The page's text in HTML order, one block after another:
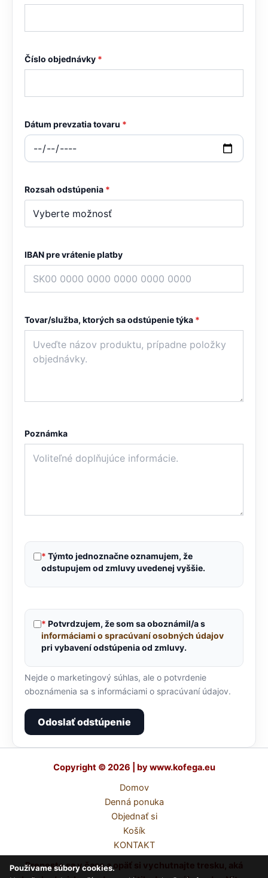
Číslo objednávky *
Dátum prevzatia tovaru *
Rozsah odstúpenia *
IBAN pre vrátenie platby
Tovar/služba, ktorých sa odstúpenie týka *
Poznámka
* Týmto jednoznačne oznamujem, že
odstupujem od zmluvy uvedenej vyššie.
* Potvrdzujem, že som sa oboznámil/a s
informáciami o spracúvaní osobných údajov
pri vybavení odstúpenia od zmluvy.
Nejde o marketingový súhlas, ale o potvrdenie
oboznámenia sa s informáciami o spracúvaní údajov.
Odoslať odstúpenie
Copyright © 2026 | by www.kofega.eu
Domov
Denná ponuka
Objednať si
Košík
KONTAKT
Preneste sa v čase a opäť si vychutnajte tresku, aká
Používame súbory cookies.